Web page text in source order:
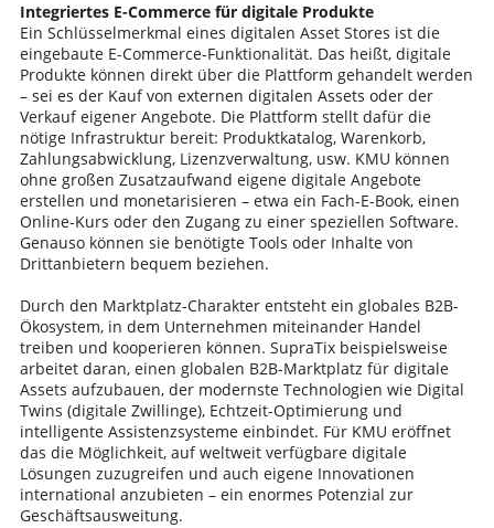
Integriertes E-Commerce für digitale Produkte
Ein Schlüsselmerkmal eines digitalen Asset Stores ist die
eingebaute E-Commerce-Funktionalität. Das heißt, digitale
Produkte können direkt über die Plattform gehandelt werden
– sei es der Kauf von externen digitalen Assets oder der
Verkauf eigener Angebote. Die Plattform stellt dafür die
nötige Infrastruktur bereit: Produktkatalog, Warenkorb,
Zahlungsabwicklung, Lizenzverwaltung, usw. KMU können
ohne großen Zusatzaufwand eigene digitale Angebote
erstellen und monetarisieren – etwa ein Fach-E-Book, einen
Online-Kurs oder den Zugang zu einer speziellen Software.
Genauso können sie benötigte Tools oder Inhalte von
Drittanbietern bequem beziehen.
Durch den Marktplatz-Charakter entsteht ein globales B2B-
Ökosystem, in dem Unternehmen miteinander Handel
treiben und kooperieren können. SupraTix beispielsweise
arbeitet daran, einen globalen B2B-Marktplatz für digitale
Assets aufzubauen, der modernste Technologien wie Digital
Twins (digitale Zwillinge), Echtzeit-Optimierung und
intelligente Assistenzsysteme einbindet. Für KMU eröffnet
das die Möglichkeit, auf weltweit verfügbare digitale
Lösungen zuzugreifen und auch eigene Innovationen
international anzubieten – ein enormes Potenzial zur
Geschäftsausweitung.